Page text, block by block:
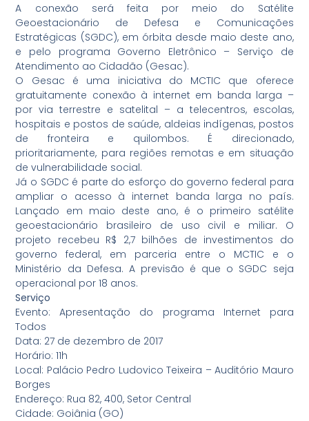
A conexão será feita por meio do Satélite
Geoestacionário de Defesa e Comunicações
Estratégicas (SGDC), em órbita desde maio deste ano,
e pelo programa Governo Eletrônico – Serviço de
Atendimento ao Cidadão (Gesac).
O Gesac é uma iniciativa do MCTIC que oferece
gratuitamente conexão à internet em banda larga –
por via terrestre e satelital – a telecentros, escolas,
hospitais e postos de saúde, aldeias indígenas, postos
de fronteira e quilombos. É direcionado,
prioritariamente, para regiões remotas e em situação
de vulnerabilidade social.
Já o SGDC é parte do esforço do governo federal para
ampliar o acesso à internet banda larga no país.
Lançado em maio deste ano, é o primeiro satélite
geoestacionário brasileiro de uso civil e miliar. O
projeto recebeu R$ 2,7 bilhões de investimentos do
governo federal, em parceria entre o MCTIC e o
Ministério da Defesa. A previsão é que o SGDC seja
operacional por 18 anos.
Serviço
Evento: Apresentação do programa Internet para
Todos
Data: 27 de dezembro de 2017
Horário: 11h
Local: Palácio Pedro Ludovico Teixeira – Auditório Mauro
Borges
Endereço: Rua 82, 400, Setor Central
Cidade: Goiânia (GO)